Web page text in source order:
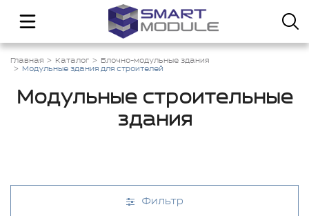
Главная Каталог
Блочно-модульные здания
Модульные здания для строителей
Модульные строительные
здания
Фильтр